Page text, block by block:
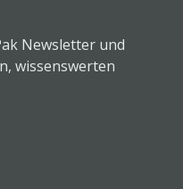
Newsletter und
wissenswerten